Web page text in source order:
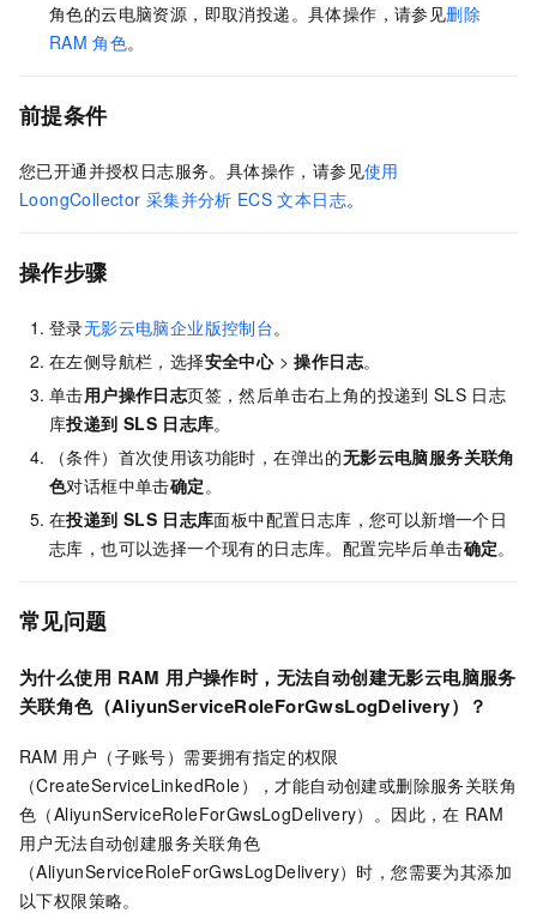
角色的云电脑资源，即取消投递。具体操作，请参见删除
RAM 角色。
前提条件
您已开通并授权日志服务。具体操作，请参见使用
LoongCollector 采集并分析 ECS 文本日志。
操作步骤
登录无影云电脑企业版控制台。
在左侧导航栏，选择安全中心>操作日志。
单击用户操作日志页签，然后单击右上角的投递到 SLS 日志
库投递到 SLS 日志库。
（条件）首次使用该功能时，在弹出的无影云电脑服务关联角
色对话框中单击确定。
在投递到 SLS 日志库面板中配置日志库，您可以新增一个日
志库，也可以选择一个现有的日志库。配置完毕后单击确定。
常见问题
为什么使用 RAM 用户操作时，无法自动创建无影云电脑服务
关联角色（AliyunServiceRoleForGwsLogDelivery）？
RAM 用户（子账号）需要拥有指定的权限
（CreateServiceLinkedRole），才能自动创建或删除服务关联角
色（AliyunServiceRoleForGwsLogDelivery）。因此，在 RAM
用户无法自动创建服务关联角色
（AliyunServiceRoleForGwsLogDelivery）时，您需要为其添加
以下权限策略。